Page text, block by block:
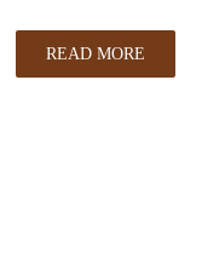
READ MORE